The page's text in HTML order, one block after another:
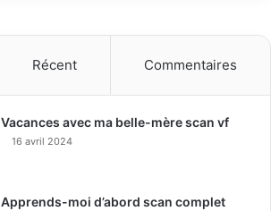
Récent Commentaires
Vacances avec ma belle-mère scan vf
16 avril 2024
Apprends-moi d’abord scan complet